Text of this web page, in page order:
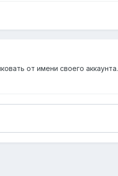
от имени своего аккаунта.